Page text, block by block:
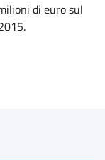
di euro sul